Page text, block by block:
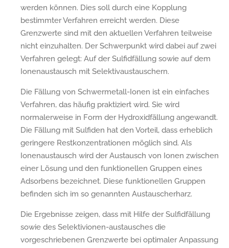
werden können. Dies soll durch eine Kopplung
bestimmter Verfahren erreicht werden. Diese
Grenzwerte sind mit den aktuellen Verfahren teilweise
nicht einzuhalten. Der Schwerpunkt wird dabei auf zwei
Verfahren gelegt: Auf der Sulfidfällung sowie auf dem
Ionenaustausch mit Selektivaustauschern.
Die Fällung von Schwermetall-Ionen ist ein einfaches
Verfahren, das häufig praktiziert wird. Sie wird
normalerweise in Form der Hydroxidfällung angewandt.
Die Fällung mit Sulfiden hat den Vorteil, dass erheblich
geringere Restkonzentrationen möglich sind. Als
Ionenaustausch wird der Austausch von Ionen zwischen
einer Lösung und den funktionellen Gruppen eines
Adsorbens bezeichnet. Diese funktionellen Gruppen
befinden sich im so genannten Austauscherharz.
Die Ergebnisse zeigen, dass mit Hilfe der Sulfidfällung
sowie des Selektivionen-austausches die
vorgeschriebenen Grenzwerte bei optimaler Anpassung